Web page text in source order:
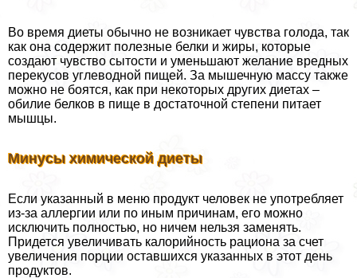
Во время диеты обычно не возникает чувства голода, так
как она содержит полезные белки и жиры, которые
создают чувство сытости и уменьшают желание вредных
перекусов углеводной пищей. За мышечную массу также
можно не боятся, как при некоторых других диетах –
обилие белков в пище в достаточной степени питает
мышцы.
Минусы химической диеты
Если указанный в меню продукт человек не употрeбляет
из-за аллергии или по иным причинам, его можно
исключить полностью, но ничем нельзя заменять.
Придется увеличивать калорийность рациона за счет
увеличения порции оставшихся указанных в этот день
продуктов.